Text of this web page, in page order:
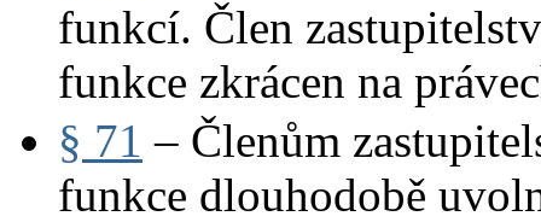
funkcí. Člen
funkce zkrácen na
§ 71 – Členům
funkce dlouhodobě